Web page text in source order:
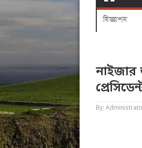
বিজ্ঞাপন
নাইজার
By: